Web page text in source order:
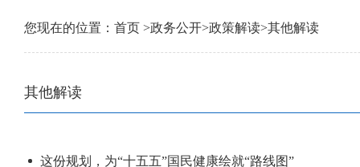
您现在的位置： 首页 >政务公开>政策解读>其他解读
其他解读
这份规划，为“十五五”国民健康绘就“路线图”